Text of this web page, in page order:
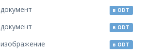
документ в ODT
документ в ODT
изображение в ODT